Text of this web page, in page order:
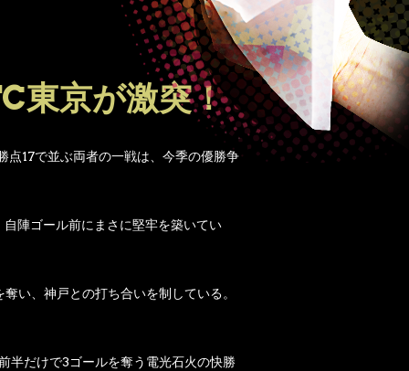
東京が激突！
17で並ぶ両者の一戦は、今季の優勝争
陣ゴール前にまさに堅牢を築いてい
い、神戸との打ち合いを制している。
半だけで3ゴールを奪う電光石火の快勝